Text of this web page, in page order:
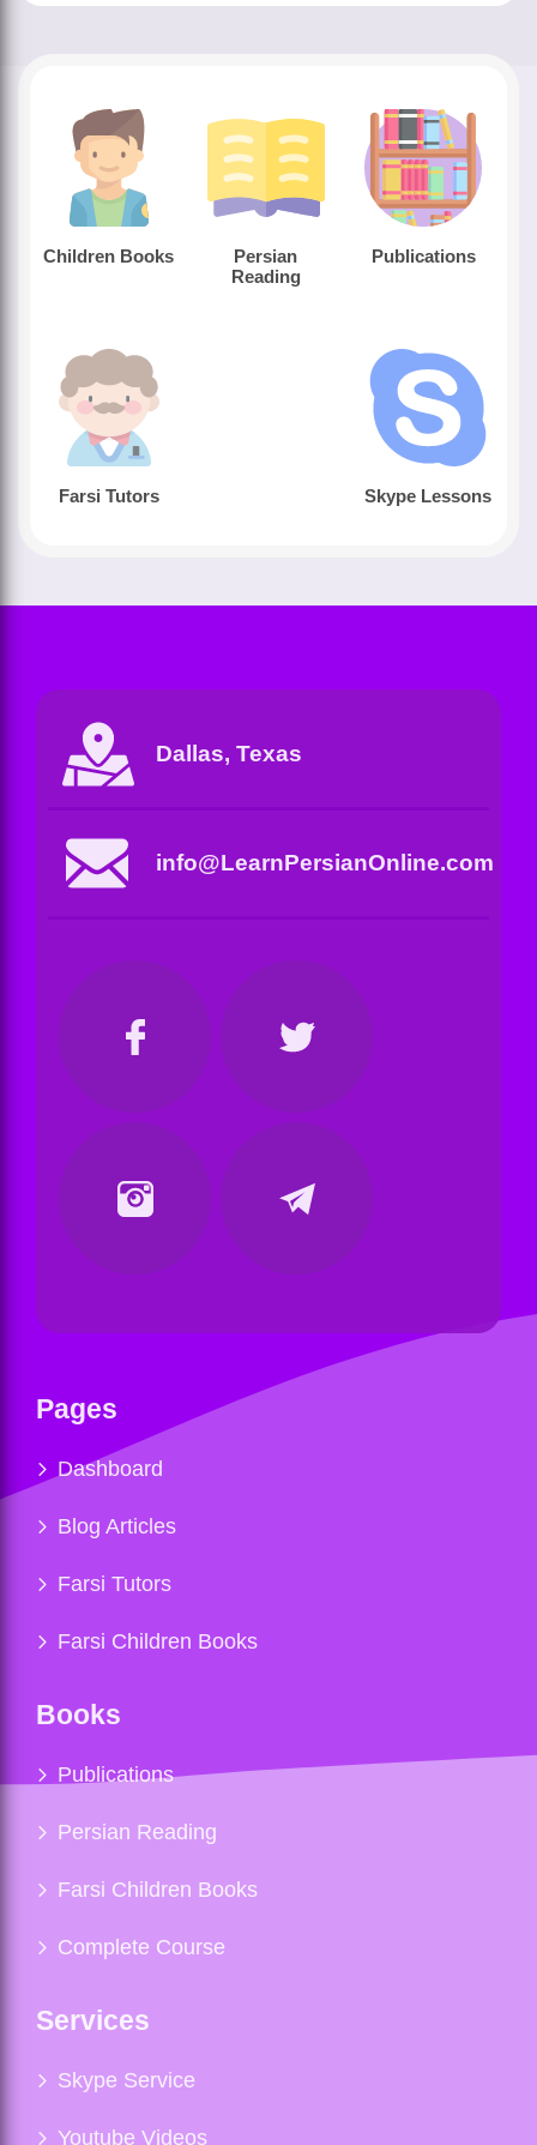
Children Books
Persian
Reading
Publications
Farsi Tutors Skype Lessons
Dallas, Texas
info@LearnPersianOnline.com
Pages
Dashboard
Blog Articles
Farsi Tutors
Farsi Children Books
Books
Publications
Persian Reading
Farsi Children Books
Complete Course
Services
Skype Service
Youtube Videos